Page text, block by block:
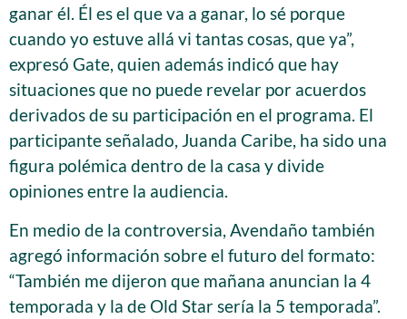
ganar él. Él es el que va a ganar, lo sé porque
cuando yo estuve allá vi tantas cosas, que ya”,
expresó Gate, quien además indicó que hay
situaciones que no puede revelar por acuerdos
derivados de su participación en el programa. El
participante señalado, Juanda Caribe, ha sido una
figura polémica dentro de la casa y divide
opiniones entre la audiencia.
En medio de la controversia, Avendaño también
agregó información sobre el futuro del formato:
“También me dijeron que mañana anuncian la 4
temporada y la de Old Star sería la 5 temporada”.